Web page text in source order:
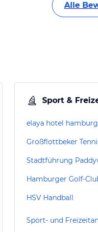
Alle
Sport &
elaya hotel
Stadtführung
Hamburger Golf-
HSV Handball